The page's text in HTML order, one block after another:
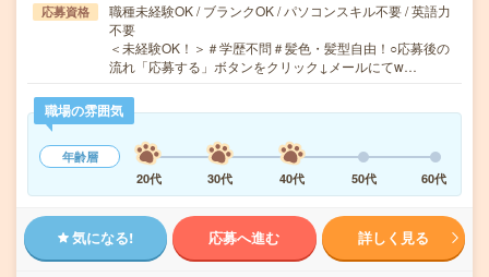
応募資格
職種未経験OK / ブランクOK / パソコンスキル不要 / 英語力
不要
＜未経験OK！＞＃学歴不問＃髪色・髪型自由！○応募後の
流れ「応募する」ボタンをクリック↓メールにてw…
職場の雰囲気
年齢層
20代
30代 40代 50代 60代
気になる! 応募へ進む 詳しく見る